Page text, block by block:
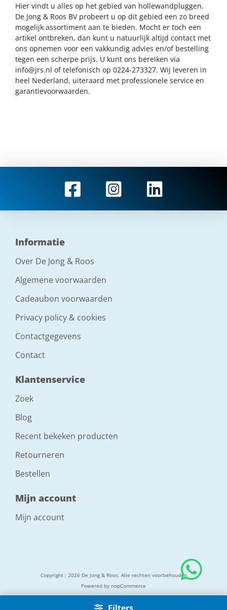
Hier vindt u alles op het gebied van hollewandpluggen.
De Jong & Roos BV probeert u op dit gebied een zo breed
mogelijk assortiment aan te bieden. Mocht er toch een
artikel ontbreken, dan kunt u natuurlijk altijd contact met
ons opnemen voor een vakkundig advies en/of bestelling
tegen een scherpe prijs. U kunt ons bereiken via
info@jrs.nl of telefonisch op 0224-273327. Wij leveren in
heel Nederland, uiteraard met professionele service en
garantievoorwaarden.
Informatie
Over De Jong & Roos
Algemene voorwaarden
Cadeaubon voorwaarden
Privacy policy & cookies
Contactgegevens
Contact
Klantenservice
Zoek
Blog
Recent bekeken producten
Retourneren
Bestellen
Mijn account
Mijn account
Copyright ; 2026 De Jong & Roos. Alle rechten voorbehouden
Powered by nopCommerce